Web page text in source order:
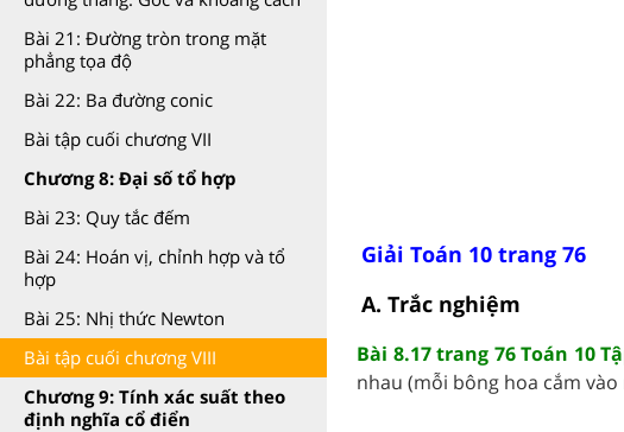
Bài 21: Đường tròn trong mặt
phẳng tọa độ
Bài 22: Ba đường conic
Bài tập cuối chương VII
Chương 8: Đại số tổ hợp
Bài 23: Quy tắc đếm
Bài 24: Hoán vị, chỉnh hợp và tổ
hợp
Bài 25: Nhị thức Newton
Bài tập cuối chương VIII
Chương 9: Tính xác suất theo
định nghĩa cổ điển
Giải Toán 10 trang 76
A. Trắc nghiệm
Bài 8.17 trang 76 Toán 10
nhau (mỗi bông hoa cắm vào